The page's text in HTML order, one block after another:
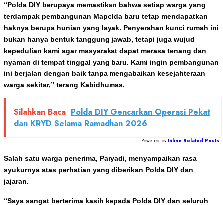
“Polda DIY berupaya memastikan bahwa setiap warga yang
terdampak pembangunan Mapolda baru tetap mendapatkan
haknya berupa hunian yang layak. Penyerahan kunci rumah ini
bukan hanya bentuk tanggung jawab, tetapi juga wujud
kepedulian kami agar masyarakat dapat merasa tenang dan
nyaman di tempat tinggal yang baru. Kami ingin pembangunan
ini berjalan dengan baik tanpa mengabaikan kesejahteraan
warga sekitar,” terang Kabidhumas.
Silahkan Baca Polda DIY Gencarkan Operasi Pekat
dan KRYD Selama Ramadhan 2026
Powered by Inline Related Posts
Salah satu warga penerima, Paryadi, menyampaikan rasa
syukurnya atas perhatian yang diberikan Polda DIY dan
jajaran.
“Saya sangat berterima kasih kepada Polda DIY dan seluruh